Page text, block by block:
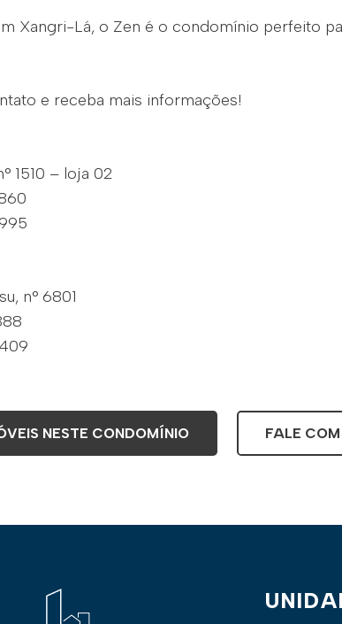
Xangri-Lá, o Zen é o condomínio perfeito
e receba mais informações!
1510 – loja 02
n° 6801
NESTE CONDOMÍNIO FALE